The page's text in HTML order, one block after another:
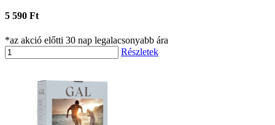
5 590 Ft
*az akció előtti 30 nap legalacsonyabb ára
Részletek